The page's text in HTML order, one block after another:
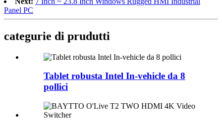
Panel PC
categurie di prudutti
Tablet robusta Intel In-vehicle da 8
pollici